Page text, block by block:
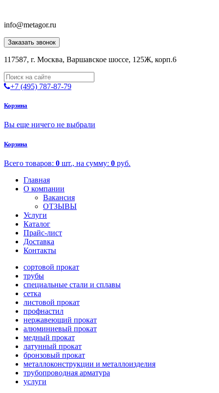
info@metagor.ru
Заказать звонок
117587, г. Москва, Варшавское шоссе, 125Ж, корп.6
+7 (495) 787-87-79
Корзина
Вы еще ничего не выбрали
Корзина
Всего товаров: 0 шт., на сумму: 0 руб.
Главная
О компании
Вакансия
ОТЗЫВЫ
Услуги
Каталог
Прайс-лист
Доставка
Контакты
сортовой прокат
трубы
специальные стали и сплавы
сетка
листовой прокат
профнастил
нержавеющий прокат
алюминиевый прокат
медный прокат
латунный прокат
бронзовый прокат
металлоконструкции и металлоизделия
трубопроводная арматура
услуги